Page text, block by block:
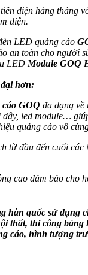
điện hàng tháng
điện.
LED quảng cáo
an toàn cho người
LED Module GOQ
hơn:
GOQ đa dạng về
dây, led module…
quảng cáo vô
từ đầu đến cuối các
cao đảm bảo cho
hàn quốc sử dụng
thất, thi công bảng
cáo, hình tượng